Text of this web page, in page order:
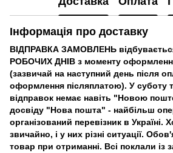
Інформація про доставку
ВІДПРАВКА ЗАМОВЛЕНЬ
РОБОЧИХ ДНІВ з моменту
(зазвичай на наступний день після
оформлення післяплатою). У суботу
відправок немає навіть "Новою
досвіду "Нова пошта" - найбільш
організований перевізник в Україні.
звичайно, і у них різні ситуації.
товар при отриманні. Всі поклали із